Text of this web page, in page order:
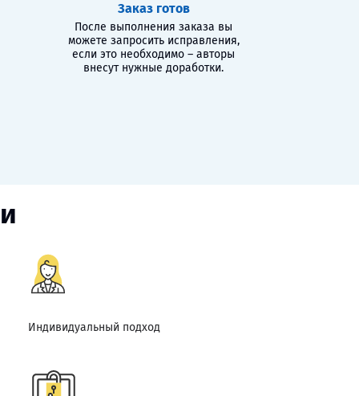
Заказ готов
После выполнения заказа вы
можете запросить исправления,
если это необходимо – авторы
внесут нужные доработки.
Индивидуальный подход